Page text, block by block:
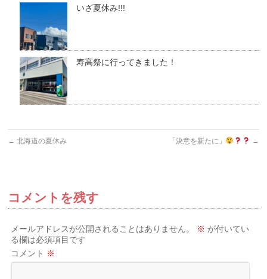
いざ夏休み!!!
寿高祭に行ってきました！
← 北海道の夏休み 「決意を新たに」 →
コメントを残す
メールアドレスが公開されることはありません。 ※ が付いてい
る欄は必須項目です
コメント ※